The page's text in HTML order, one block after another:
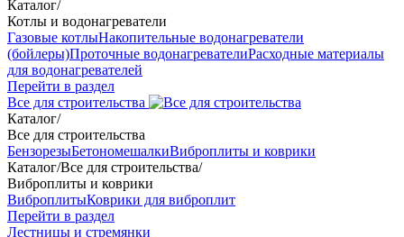
Каталог/
Котлы и водонагреватели
Газовые котлыНакопительные водонагреватели
(бойлеры)Проточные водонагревателиРасходные материалы
для водонагревателей
Перейти в раздел
Все для строительства
Каталог/
Все для строительства
БензорезыБетономешалкиВиброплиты и коврики
Каталог/Все для строительства/
Виброплиты и коврики
ВиброплитыКоврики для виброплит
Перейти в раздел
Лестницы и стремянки